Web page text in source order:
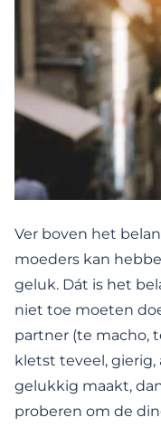
Ver boven het
moeders kan
geluk. Dát is het
niet toe moeten
partner (te macho,
kletst teveel, gierig,
gelukkig maakt,
proberen om de